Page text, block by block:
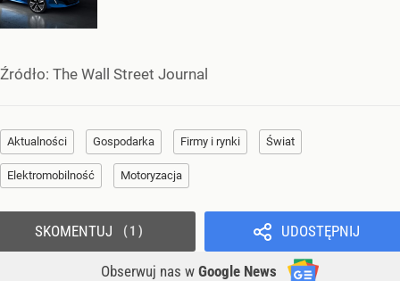
Źródło: The Wall Street Journal
Aktualności Gospodarka Firmy i rynki Świat
Elektromobilność Motoryzacja
UDOSTĘPNIJ
Obserwuj nas w Google News
SKOMENTUJ 1